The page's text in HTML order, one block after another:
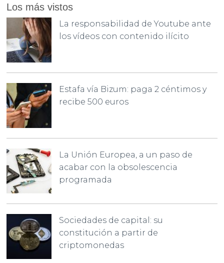
Los más vistos
La responsabilidad de Youtube ante
los vídeos con contenido ilícito
Estafa vía Bizum: paga 2 céntimos y
recibe 500 euros
La Unión Europea, a un paso de
acabar con la obsolescencia
programada
Sociedades de capital: su
constitución a partir de
criptomonedas